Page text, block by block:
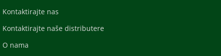
Kontaktirajte nas
Kontaktirajte naše distributere
O nama